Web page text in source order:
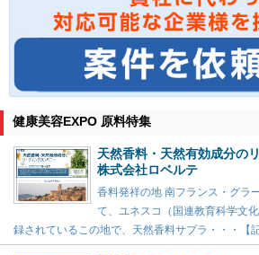
健康美容EXPO 原料特集
天然香料・天然有効成分の
株式会社ロベルテ
香料発祥の地 南フランス・グラ
て、ユネスコ（国連教育科学文
録されているこの地で、天然香料サプラ・・・【